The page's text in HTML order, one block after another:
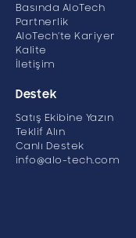
Basında AloTech
Partnerlik
AloTech’te Kariyer
Kalite
İletişim
Destek
Satış Ekibine Yazın
Teklif Alın
Canlı Destek
info@alo-tech.com